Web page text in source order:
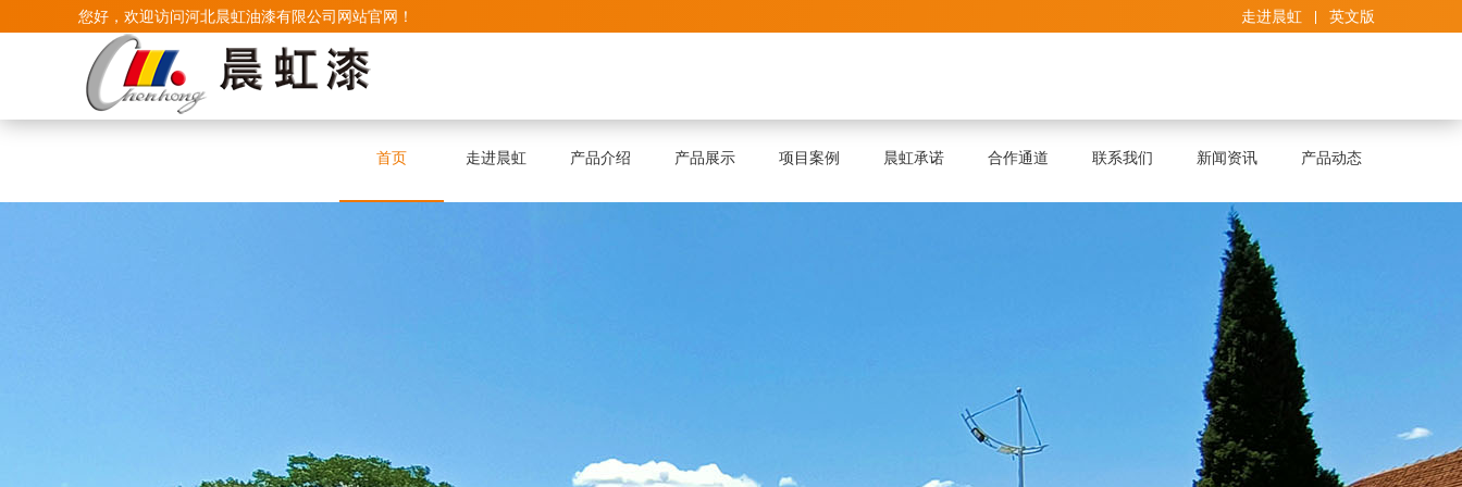
您好，欢迎访问河北晨虹油漆有限公司网站官网！ 走进晨虹 英文版
首页 走进晨虹 产品介绍 产品展示 项目案例 晨虹承诺 合作通道 联系我们 新闻资讯 产品动态